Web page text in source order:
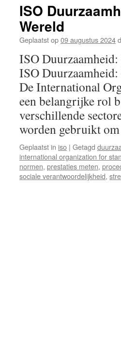
ISO
Wereld
Geplaatst op09 augustus 2024
ISO Duurzaamheid:
ISO Duurzaamheid:
De International
een belangrijke rol
verschillende
worden gebruikt
Geplaatst in iso | Getagd
international organization for
normen, prestaties meten,
sociale verantwoordelijkheid,